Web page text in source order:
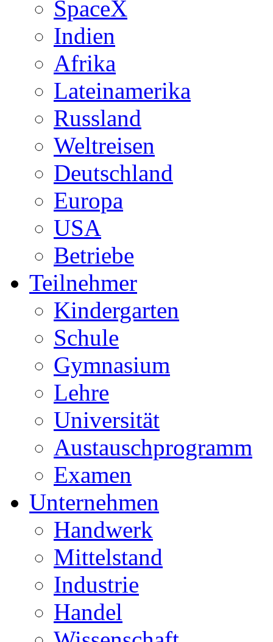
SpaceX
Indien
Afrika
Lateinamerika
Russland
Weltreisen
Deutschland
Europa
USA
Betriebe
Teilnehmer
Kindergarten
Schule
Gymnasium
Lehre
Universität
Austauschprogramm
Examen
Unternehmen
Handwerk
Mittelstand
Industrie
Handel